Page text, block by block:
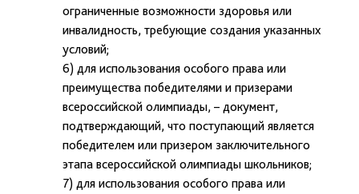
ограниченные возможности здоровья или
инвалидность, требующие создания указанных
условий;
6) для использования особого права или
преимущества победителями и призерами
всероссийской олимпиады, – документ,
подтверждающий, что поступающий является
победителем или призером заключительного
этапа всероссийской олимпиады школьников;
7) для использования особого права или